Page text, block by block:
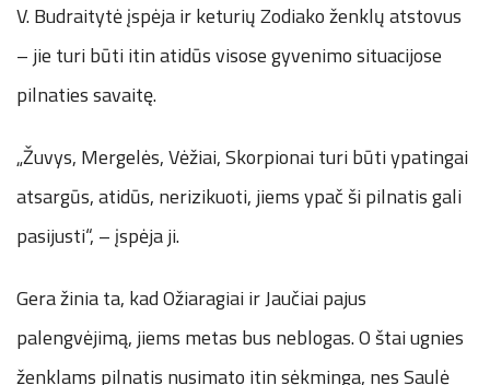
V. Budraitytė įspėja ir keturių Zodiako ženklų atstovus
– jie turi būti itin atidūs visose gyvenimo situacijose
pilnaties savaitę.
„Žuvys, Mergelės, Vėžiai, Skorpionai turi būti ypatingai
atsargūs, atidūs, nerizikuoti, jiems ypač ši pilnatis gali
pasijusti“, – įspėja ji.
Gera žinia ta, kad Ožiaragiai ir Jaučiai pajus
palengvėjimą, jiems metas bus neblogas. O štai ugnies
ženklams pilnatis nusimato itin sėkminga, nes Saulė